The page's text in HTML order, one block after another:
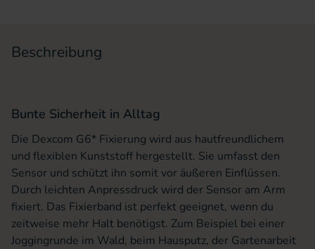
Beschreibung
Bunte Sicherheit in Alltag
Die Dexcom G6* Fixierung wird aus hautfreundlichem
und flexiblen Kunststoff hergestellt. Sie umfasst den
Sensor und schützt ihn somit vor äußeren Einflüssen.
Durch leichten Anpressdruck wird der Sensor am Arm
fixiert. Das Fixierband ist perfekt geeignet, wenn du
zeitweise mehr Halt benötigst. Zum Beispiel bei einer
Joggingrunde im Wald, beim Hausputz, der Gartenarbeit